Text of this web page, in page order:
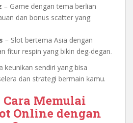
– Game dengan tema berlian
dan bonus scatter yang
– Slot bertema Asia dengan
fitur respin yang bikin deg-degan.
keunikan sendiri yang bisa
dan strategi bermain kamu.
Memulai
Online dengan